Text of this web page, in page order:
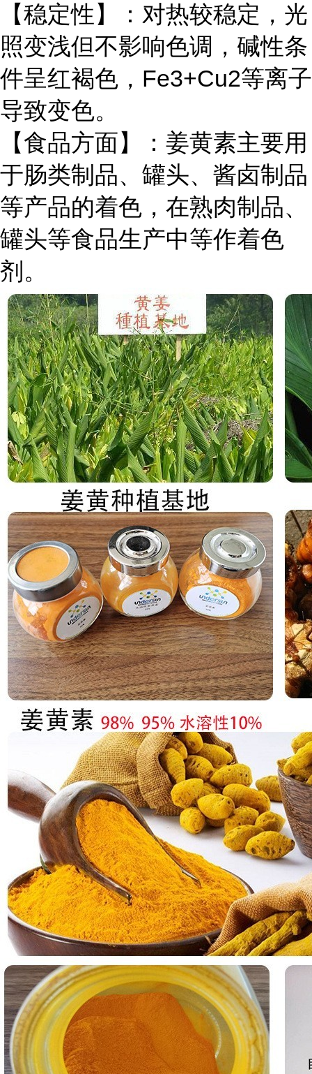
【稳定性】：对热较稳定，光
照变浅但不影响色调，碱性条
件呈红褐色，Fe3+Cu2等离子
导致变色。
【食品方面】：姜黄素主要用
于肠类制品、罐头、酱卤制品
等产品的着色，在熟肉制品、
罐头等食品生产中等作着色
剂。